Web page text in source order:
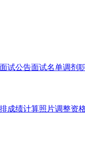
面试公告面试名单调剂
成绩计算照片调整资